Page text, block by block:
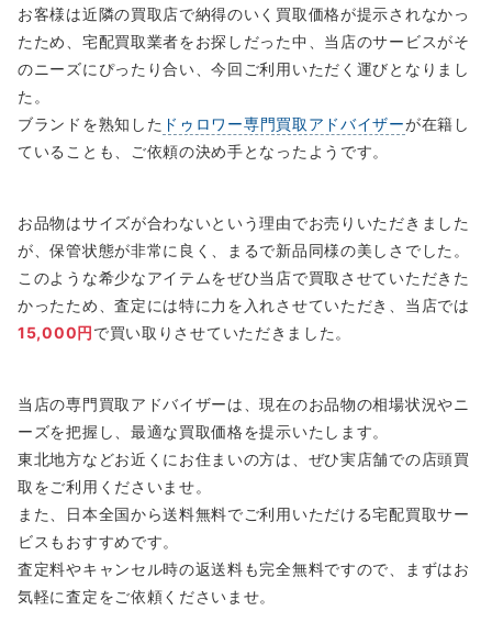
お客様は近隣の買取店で納得のいく買取価格が提示されなかっ
たため、宅配買取業者をお探しだった中、当店のサービスがそ
のニーズにぴったり合い、今回ご利用いただく運びとなりまし
た。
ブランドを熟知した ドゥロワー専門買取アドバイザーが在籍し
ていることも、ご依頼の決め手となったようです。
お品物はサイズが合わないという理由でお売りいただきました
が、保管状態が非常に良く、まるで新品同様の美しさでした。
このような希少なアイテムをぜひ当店で買取させていただきた
かったため、査定には特に力を入れさせていただき、当店では
15,000円で買い取りさせていただきました。
当店の専門買取アドバイザーは、現在のお品物の相場状況やニ
ーズを把握し、最適な買取価格を提示いたします。
東北地方などお近くにお住まいの方は、ぜひ実店舗での店頭買
取をご利用くださいませ。
また、日本全国から送料無料でご利用いただける宅配買取サー
ビスもおすすめです。
査定料やキャンセル時の返送料も完全無料ですので、まずはお
気軽に査定をご依頼くださいませ。